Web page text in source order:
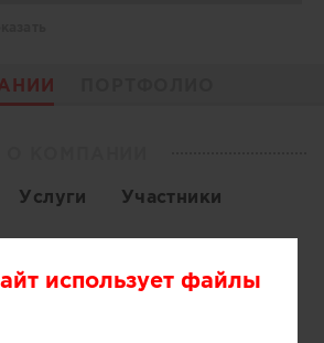
Услуги Участники
для жизни и
использует файлы